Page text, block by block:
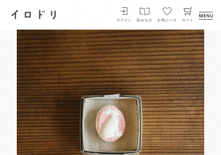
イロドリ
ログイン 読みもの お気にいり カート